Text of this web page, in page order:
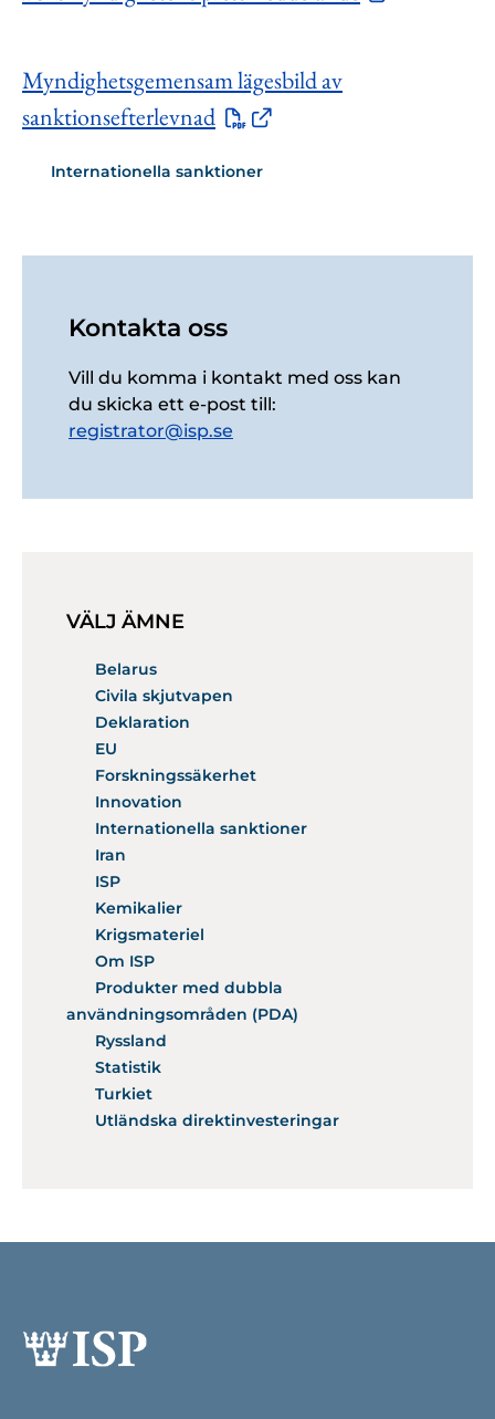
Myndighetsgemensam lägesbild av
sanktionsefterlevnad
Internationella sanktioner
Kontakta oss
Vill du komma i kontakt med oss kan
du skicka ett e-post till:
registrator@isp.se
VÄLJ ÄMNE
Belarus
Civila skjutvapen
Deklaration
EU
Forskningssäkerhet
Innovation
Internationella sanktioner
Iran
ISP
Kemikalier
Krigsmateriel
Om ISP
Produkter med dubbla
användningsområden (PDA)
Ryssland
Statistik
Turkiet
Utländska direktinvesteringar